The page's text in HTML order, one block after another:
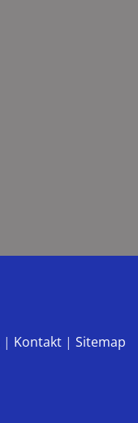
| Kontakt | Sitemap